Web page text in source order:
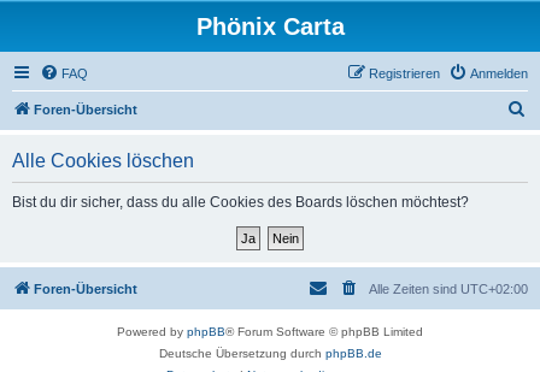
Phönix Carta
FAQ Anmelden
Registrieren
Foren-Übersicht
Alle Cookies löschen
Bist du dir sicher, dass du alle Cookies des Boards löschen möchtest?
Foren-Übersicht Alle Zeiten sind UTC+02:00
Powered by phpBB® Forum Software © phpBB Limited
Deutsche Übersetzung durch phpBB.de